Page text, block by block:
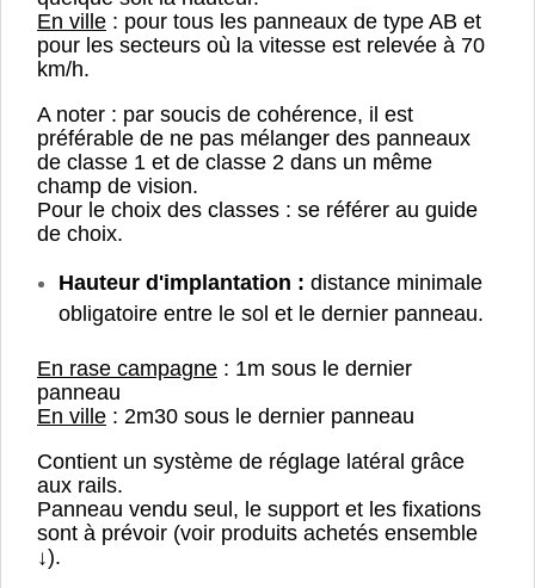
En ville : pour tous les panneaux de type AB et
pour les secteurs où la vitesse est relevée à 70
km/h.
A noter : par soucis de cohérence, il est
préférable de ne pas mélanger des panneaux
de classe 1 et de classe 2 dans un même
champ de vision.
Pour le choix des classes : se référer au guide
de choix.
Hauteur d'implantation : distance minimale
obligatoire entre le sol et le dernier panneau.
En rase campagne : 1m sous le dernier
panneau
En ville : 2m30 sous le dernier panneau
Contient un système de réglage latéral grâce
aux rails.
Panneau vendu seul, le support et les fixations
sont à prévoir (voir produits achetés ensemble
↓).